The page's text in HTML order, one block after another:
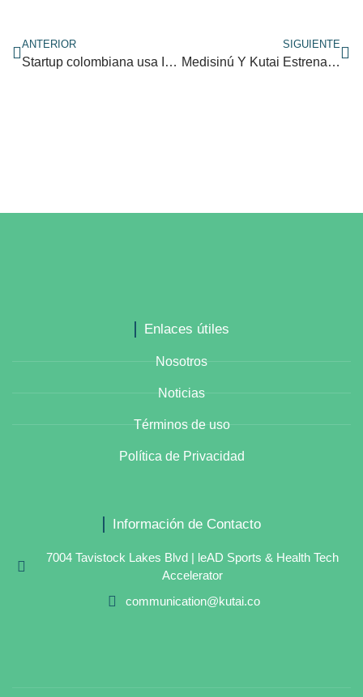
ANTERIOR
Startup colombiana usa Inteligencia Artificial para mejorar la nutrición
SIGUIENTE
Medisinú Y Kutai Estrenan Piloto De Estilos De Vida Saludables
Enlaces útiles
Nosotros
Noticias
Términos de uso
Política de Privacidad
Información de Contacto
7004 Tavistock Lakes Blvd | leAD Sports & Health Tech
Accelerator
communication@kutai.co